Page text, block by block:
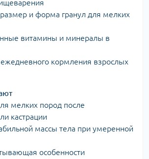
и форма гранул для мелких
витамины и минералы в
кормления взрослых
мелких пород после
кастрации
массы тела при умеренной
особенности